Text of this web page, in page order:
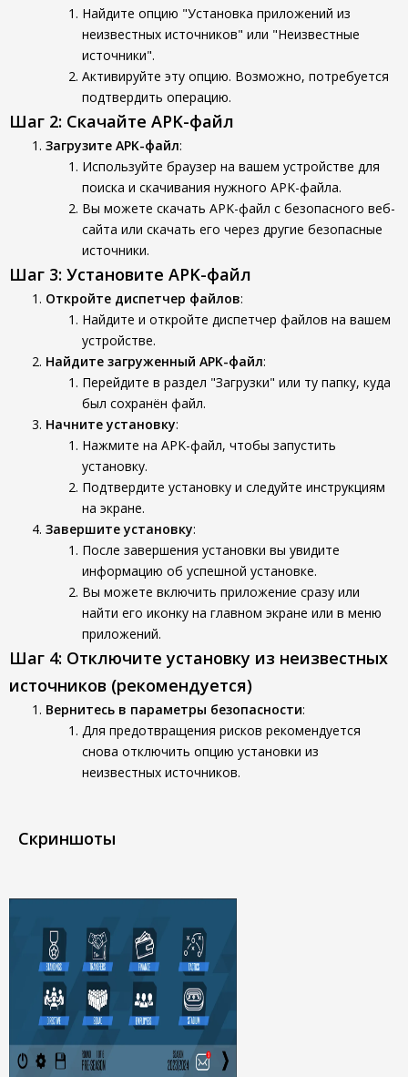
Найдите опцию "Установка приложений из
неизвестных источников" или "Неизвестные
источники".
Активируйте эту опцию. Возможно, потребуется
подтвердить операцию.
Шаг 2: Скачайте APK-файл
Загрузите APK-файл:
Используйте браузер на вашем устройстве для
поиска и скачивания нужного APK-файла.
Вы можете скачать APK-файл с безопасного веб-
сайта или скачать его через другие безопасные
источники.
Шаг 3: Установите APK-файл
Откройте диспетчер файлов:
Найдите и откройте диспетчер файлов на вашем
устройстве.
Найдите загруженный APK-файл:
Перейдите в раздел "Загрузки" или ту папку, куда
был сохранён файл.
Начните установку:
Нажмите на APK-файл, чтобы запустить
установку.
Подтвердите установку и следуйте инструкциям
на экране.
Завершите установку:
После завершения установки вы увидите
информацию об успешной установке.
Вы можете включить приложение сразу или
найти его иконку на главном экране или в меню
приложений.
Шаг 4: Отключите установку из неизвестных
источников (рекомендуется)
Вернитесь в параметры безопасности:
Для предотвращения рисков рекомендуется
снова отключить опцию установки из
неизвестных источников.
Скриншоты